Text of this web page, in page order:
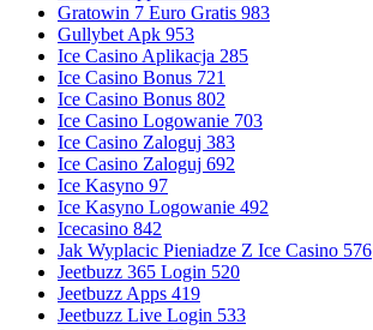
Gratowin 7 Euro Gratis 983
Gullybet Apk 953
Ice Casino Aplikacja 285
Ice Casino Bonus 721
Ice Casino Bonus 802
Ice Casino Logowanie 703
Ice Casino Zaloguj 383
Ice Casino Zaloguj 692
Ice Kasyno 97
Ice Kasyno Logowanie 492
Icecasino 842
Jak Wyplacic Pieniadze Z Ice Casino 576
Jeetbuzz 365 Login 520
Jeetbuzz Apps 419
Jeetbuzz Live Login 533